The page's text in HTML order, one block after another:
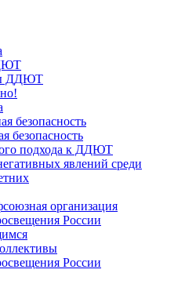
ДДЮТ
безопасность
безопасность
подхода к ДДЮТ
явлений среди
организация
России
России